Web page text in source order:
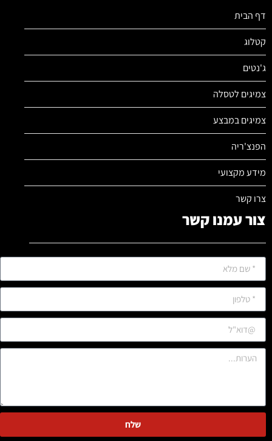
דף הבית
קטלוג
ג'נטים
צמיגים לטסלה
צמיגים במבצע
הפנצ'ריה
מידע מקצועי
צרו קשר
צור עמנו קשר
שלח